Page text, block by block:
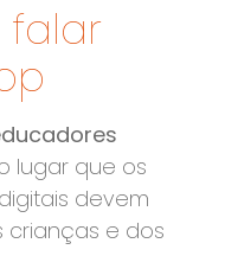
falar
lugar que os
devem
crianças e dos